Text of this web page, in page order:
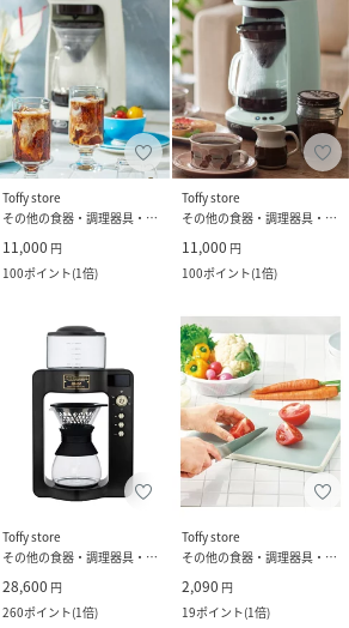
Toffy store
その他の食器・調理器具・キッチン用品
11,000 円
100ポイント(1倍)
Toffy store
その他の食器・調理器具・キッチン用品
11,000 円
100ポイント(1倍)
Toffy store
その他の食器・調理器具・キッチン用品
28,600 円
260ポイント(1倍)
Toffy store
その他の食器・調理器具・キッチン用品
2,090 円
19ポイント(1倍)